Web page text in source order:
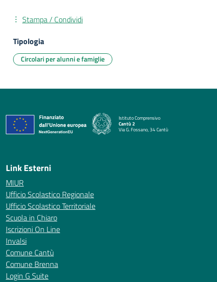
Stampa / Condividi
Tipologia
Circolari per alunni e famiglie
Istituto Comprensivo
Cantù 2
Via G. Fossano, 34 Cantù
— Visita la pagina iniziale della scuola
Link Esterni
MIUR
Ufficio Scolastico Regionale
Ufficio Scolastico Territoriale
Scuola in Chiaro
Iscrizioni On Line
Invalsi
Comune Cantù
Comune Brenna
Login G Suite